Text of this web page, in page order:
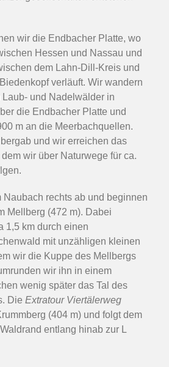
wir die Endbacher Platte, wo
Hessen und Nassau und
dem Lahn-Dill-Kreis und
verläuft. Wir wandern
und Nadelwälder in
die Endbacher Platte und
m an die Meerbachquellen.
und wir erreichen das
wir über Naturwege für ca.
Naubach rechts ab und beginnen
Mellberg (472 m). Dabei
1,5 km durch einen
mit unzähligen kleinen
wir die Kuppe des Mellbergs
wir ihn in einem
wenig später das Tal des
Die Extratour Viertälerweg
(404 m) und folgt dem
entlang hinab zur L